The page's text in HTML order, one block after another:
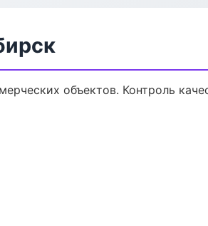
объектов. Контроль